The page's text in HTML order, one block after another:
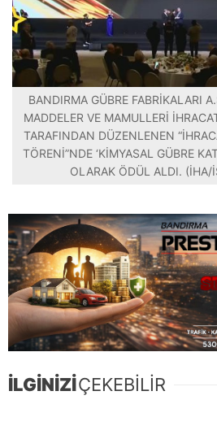
BANDIRMA GÜBRE FABRİKALARI
MADDELER VE MAMULLERİ
TARAFINDAN DÜZENLENEN
TÖRENİ”NDE ‘KİMYASAL GÜBRE
OLARAK ÖDÜL ALDI. (İHA/
İLGİNİZİÇEKEBİLİR